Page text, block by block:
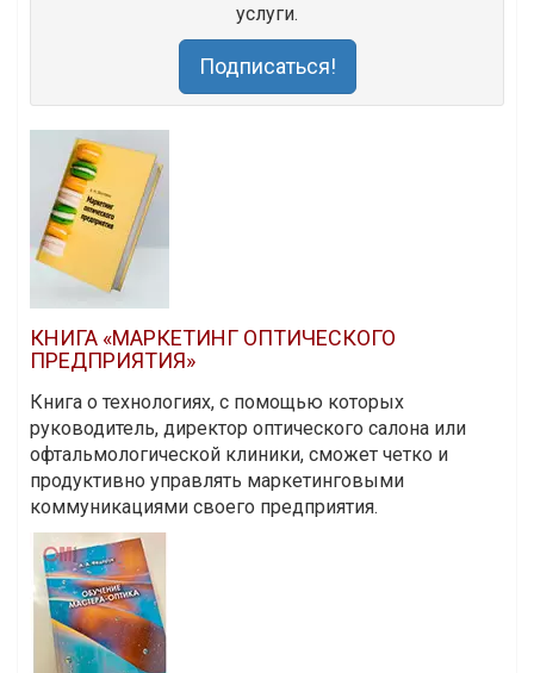
услуги.
Подписаться!
КНИГА «МАРКЕТИНГ ОПТИЧЕСКОГО
ПРЕДПРИЯТИЯ»
Книга о технологиях, с помощью которых
руководитель, директор оптического салона или
офтальмологической клиники, сможет четко и
продуктивно управлять маркетинговыми
коммуникациями своего предприятия.